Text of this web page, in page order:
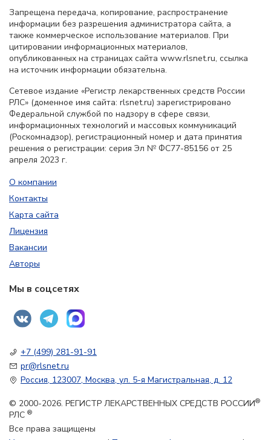
Запрещена передача, копирование, распространение
информации без разрешения администратора сайта, а
также коммерческое использование материалов. При
цитировании информационных материалов,
опубликованных на страницах сайта www.rlsnet.ru, ссылка
на источник информации обязательна.
Сетевое издание «Регистр лекарственных средств России
РЛС» (доменное имя сайта: rlsnet.ru) зарегистрировано
Федеральной службой по надзору в сфере связи,
информационных технологий и массовых коммуникаций
(Роскомнадзор), регистрационный номер и дата принятия
решения о регистрации: серия Эл № ФС77-85156 от 25
апреля 2023 г.
О компании
Контакты
Карта сайта
Лицензия
Вакансии
Авторы
Мы в соцсетях
+7 (499) 281-91-91
pr@rlsnet.ru
Россия, 123007, Москва, ул. 5-я Магистральная, д. 12
© 2000-2026. РЕГИСТР ЛЕКАРСТВЕННЫХ СРЕДСТВ РОССИИ®
РЛС ®
Все права защищены